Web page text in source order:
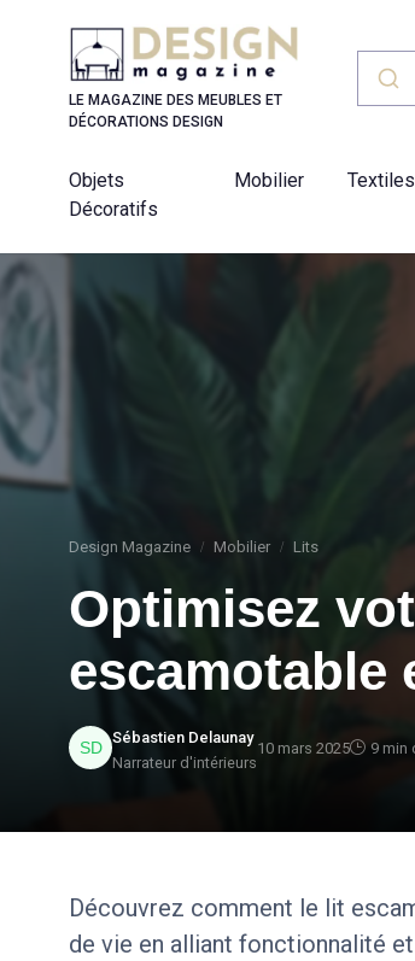
LE MAGAZINE DES MEUBLES ET
DÉCORATIONS DESIGN
Objets
Décoratifs
Mobilier Textiles
Design Magazine Mobilier Lits
Optimisez
escamotable
Sébastien Delaunay
Narrateur d'intérieurs
10 mars 2025 9 min
Découvrez comment le lit
de vie en alliant fonctionnalité